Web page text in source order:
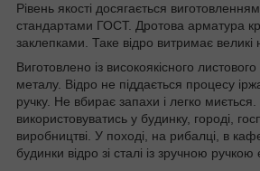
Рівень якості досягається виготовленням
стандартами ГОСТ. Дротова арматура
заклепками. Таке відро витримає
Виготовлено із високоякісного
металу. Відро не піддається процесу
ручку. Не вбирає запахи і легко
використовуватись у будинку, городі,
виробництві. У поході, на рибалці, в
будинки відро зі сталі із зручною